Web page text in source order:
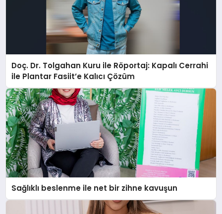
Doç. Dr. Tolgahan Kuru ile Röportaj: Kapalı Cerrahi
ile Plantar Fasiit’e Kalıcı Çözüm
Sağlıklı beslenme ile net bir zihne kavuşun